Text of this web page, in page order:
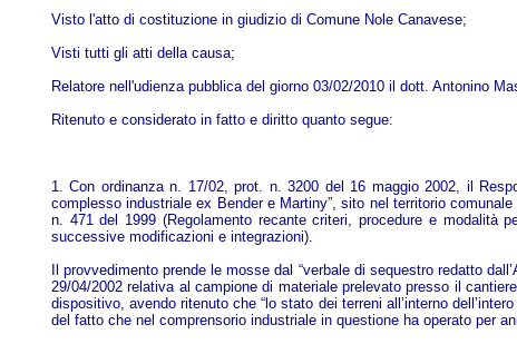
Visto l'atto di costituzione in giudizio di Comune Nole Canavese;
Visti tutti gli atti della causa;
Relatore nell'udienza pubblica del giorno 03/02/2010 il dott. Antonino
Ritenuto e considerato in fatto e diritto quanto segue:
1. Con ordinanza n. 17/02, prot. n. 3200 del 16 maggio 2002, il
complesso industriale ex Bender e Martiny”, sito nel territorio
n. 471 del 1999 (Regolamento recante criteri, procedure e
successive modificazioni e integrazioni).
Il provvedimento prende le mosse dal “verbale di sequestro redatto
29/04/2002 relativa al campione di materiale prelevato presso il
dispositivo, avendo ritenuto che “lo stato dei terreni all’interno
del fatto che nel comprensorio industriale in questione ha operato per